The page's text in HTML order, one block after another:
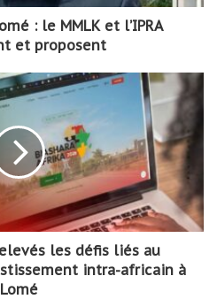
: le MMLK et l’IPRA
et proposent
les défis liés au
intra-africain à
Lomé